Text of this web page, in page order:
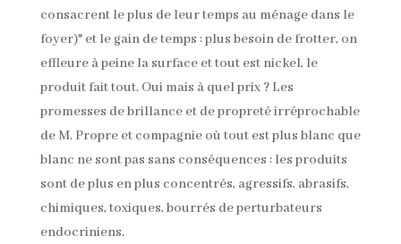
consacrent le plus de leur temps au ménage dans le
foyer)* et le gain de temps : plus besoin de frotter, on
effleure à peine la surface et tout est nickel, le
produit fait tout. Oui mais à quel prix ? Les
promesses de brillance et de propreté irréprochable
de M. Propre et compagnie où tout est plus blanc que
blanc ne sont pas sans conséquences : les produits
sont de plus en plus concentrés, agressifs, abrasifs,
chimiques, toxiques, bourrés de perturbateurs
endocriniens.